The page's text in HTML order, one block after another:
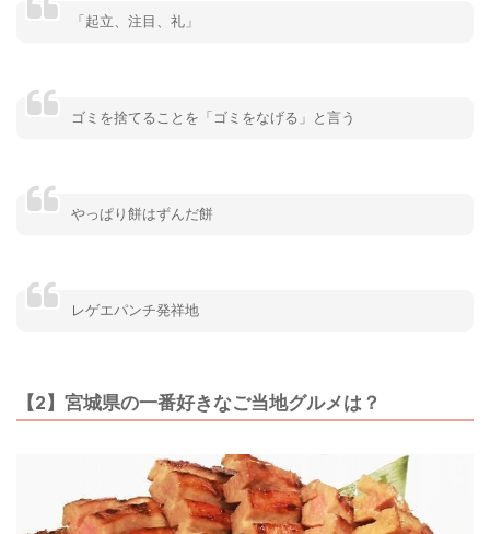
「起立、注目、礼」
ゴミを捨てることを「ゴミをなげる」と言う
やっぱり餅はずんだ餅
レゲエパンチ発祥地
【2】宮城県の一番好きなご当地グルメは？